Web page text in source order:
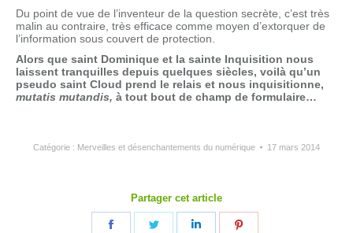
Du point de vue de l’inventeur de la question secrète, c’est très
malin au contraire, très efficace comme moyen d’extorquer de
l’information sous couvert de protection.
Alors que saint Dominique et la sainte Inquisition nous
laissent tranquilles depuis quelques siècles, voilà qu’un
pseudo saint Cloud prend le relais et nous inquisitionne,
mutatis mutandis, à tout bout de champ de formulaire…
Catégorie : Merveilles et désenchantements du numérique 17 mars 2014
Partager cet article
Partager Partager Partager